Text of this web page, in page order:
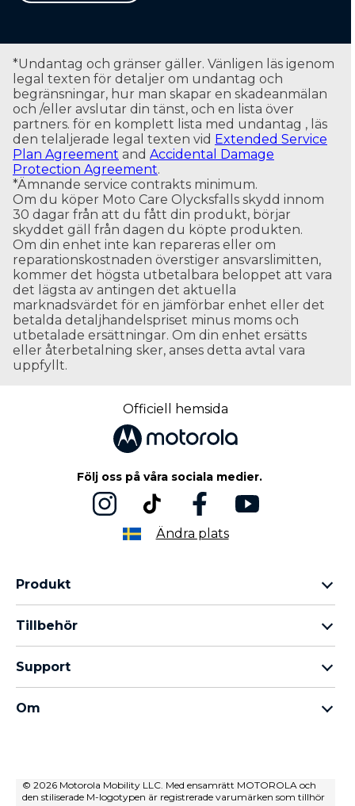
*Undantag och gränser gäller. Vänligen läs igenom
legal texten för detaljer om undantag och
begränsningar, hur man skapar en skadeanmälan
och /eller avslutar din tänst, och en lista över
partners. för en komplett lista med undantag , läs
den telaljerade legal texten vid Extended Service
Plan Agreement and Accidental Damage
Protection Agreement.
*Ämnande service contrakts minimum.
Om du köper Moto Care Olycksfalls skydd innom
30 dagar från att du fått din produkt, börjar
skyddet gäll från dagen du köpte produkten.
Om din enhet inte kan repareras eller om
reparationskostnaden överstiger ansvarslimitten,
kommer det högsta utbetalbara beloppet att vara
det lägsta av antingen det aktuella
marknadsvärdet för en jämförbar enhet eller det
betalda detaljhandelspriset minus moms och
utbetalade ersättningar. Om din enhet ersätts
eller återbetalning sker, anses detta avtal vara
uppfyllt.
Officiell hemsida
Följ oss på våra sociala medier.
Ändra plats
Produkt
moto g-familjen
thinkphone by motorola
Tillbehör
moto tag
Support
Reparationsstatus
Om
Försäljningsvillkor
© 2026 Motorola Mobility LLC. Med ensamrätt MOTOROLA och
den stiliserade M-logotypen är registrerade varumärken som tillhör